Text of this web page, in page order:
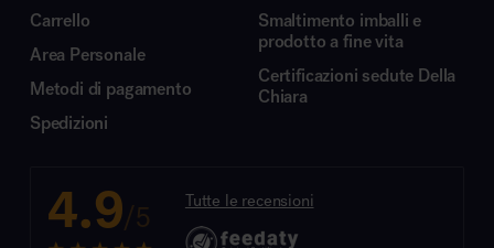
Carrello
Area Personale
Metodi di pagamento
Spedizioni
Smaltimento imballi e
prodotto a fine vita
Certificazioni sedute Della
Chiara
4.9/5 Tutte le recensioni